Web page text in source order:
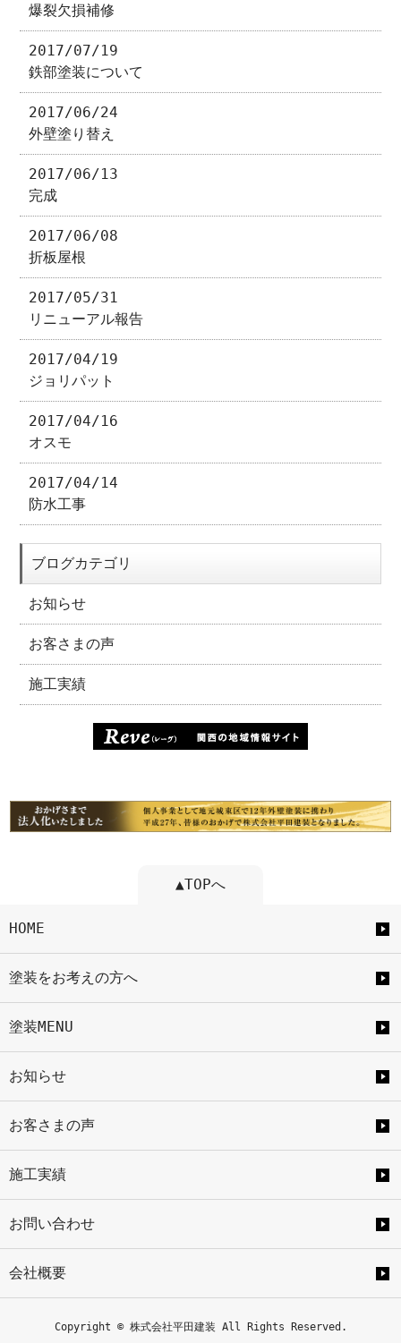
爆裂欠損補修
2017/07/19
鉄部塗装について
2017/06/24
外壁塗り替え
2017/06/13
完成
2017/06/08
折板屋根
2017/05/31
リニューアル報告
2017/04/19
ジョリパット
2017/04/16
オスモ
2017/04/14
防水工事
ブログカテゴリ
お知らせ
お客さまの声
施工実績
▲TOPへ
HOME
塗装をお考えの方へ
塗装MENU
お知らせ
お客さまの声
施工実績
お問い合わせ
会社概要
Copyright © 株式会社平田建装 All Rights Reserved.